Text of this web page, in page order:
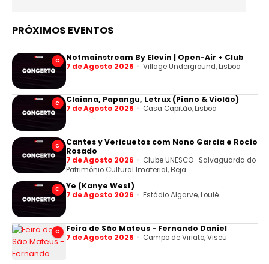
PRÓXIMOS EVENTOS
C Notmainstream By Elevin | Open-Air + Club
7 de Agosto 2026 Village Underground, Lisboa
C Claiana, Papangu, Letrux (Piano & Violão)
7 de Agosto 2026 Casa Capitão, Lisboa
C
Cantes y Vericuetos com Nono Garcia e Rocío
Rosado
7 de Agosto 2026
Clube UNESCO- Salvaguarda do
Património Cultural Imaterial, Beja
C Ye (Kanye West)
7 de Agosto 2026 Estádio Algarve, Loulé
C Feira de São Mateus - Fernando Daniel
7 de Agosto 2026 Campo de Viriato, Viseu